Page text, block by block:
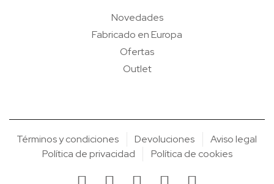
Novedades
Fabricado en Europa
Ofertas
Outlet
Términos y condiciones Devoluciones
Aviso legal
Política de privacidad
Política de cookies